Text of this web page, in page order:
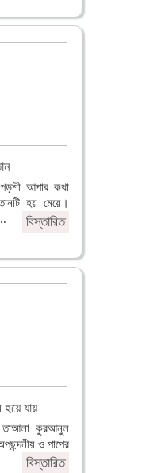
পড়শী আপার কথা
হয় মেয়ে।
বিস্তারিত
হয়ে যায়
তাআলা কুরআনুল
ও পাপের
বিস্তারিত